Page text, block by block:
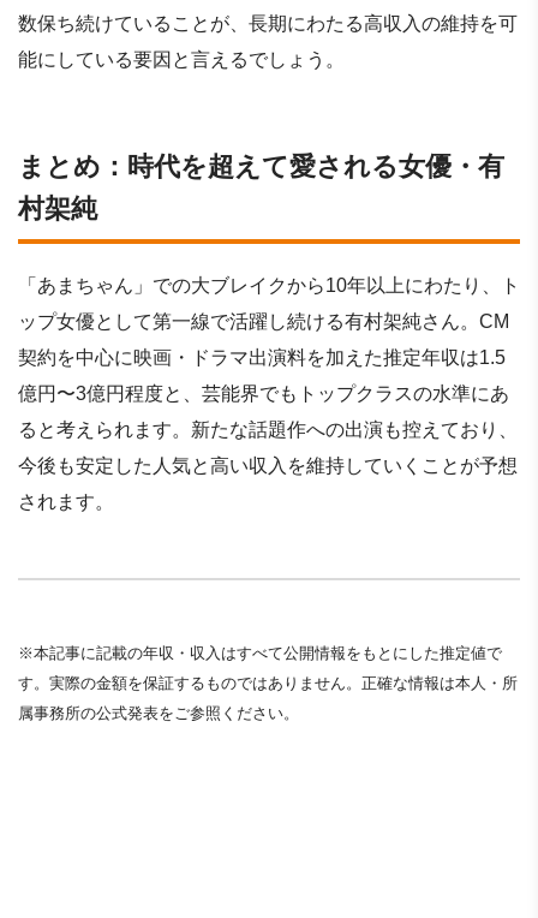
数保ち続けていることが、長期にわたる高収入の維持を可
能にしている要因と言えるでしょう。
まとめ：時代を超えて愛される女優・有
村架純
「あまちゃん」での大ブレイクから10年以上にわたり、ト
ップ女優として第一線で活躍し続ける有村架純さん。CM
契約を中心に映画・ドラマ出演料を加えた推定年収は1.5
億円〜3億円程度と、芸能界でもトップクラスの水準にあ
ると考えられます。新たな話題作への出演も控えており、
今後も安定した人気と高い収入を維持していくことが予想
されます。
※本記事に記載の年収・収入はすべて公開情報をもとにした推定値で
す。実際の金額を保証するものではありません。正確な情報は本人・所
属事務所の公式発表をご参照ください。